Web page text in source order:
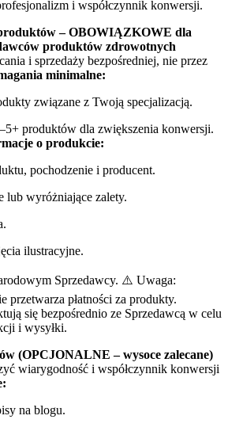
i współczynnik konwersji.
– OBOWIĄZKOWE dla
produktów zdrowotnych
i sprzedaży bezpośredniej, nie przez
minimalne:
związane z Twoją specjalizacją.
produktów dla zwiększenia konwersji.
o produkcie:
pochodzenie i producent.
lub wyróżniające zalety.
ilustracyjne.
Sprzedawcy. ⚠️ Uwaga:
przetwarza płatności za produkty.
się bezpośrednio ze Sprzedawcą w celu
i wysyłki.
(OPCJONALNE – wysoce zalecane)
wiarygodność i współczynnik konwersji
na blogu.